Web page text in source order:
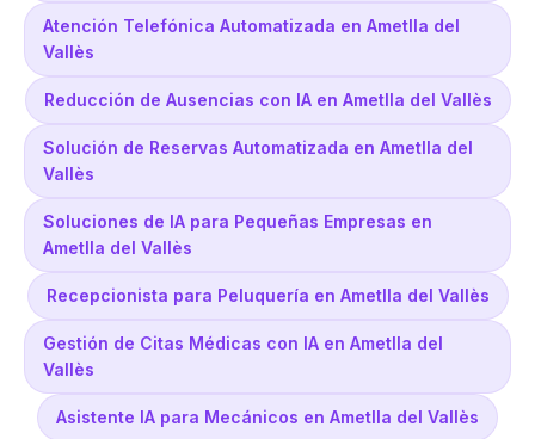
Atención Telefónica Automatizada en Ametlla del
Vallès
Reducción de Ausencias con IA en Ametlla del Vallès
Solución de Reservas Automatizada en Ametlla del
Vallès
Soluciones de IA para Pequeñas Empresas en
Ametlla del Vallès
Recepcionista para Peluquería en Ametlla del Vallès
Gestión de Citas Médicas con IA en Ametlla del
Vallès
Asistente IA para Mecánicos en Ametlla del Vallès